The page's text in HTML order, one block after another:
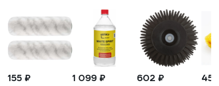
155 ₽ 1 099 ₽ 602 ₽